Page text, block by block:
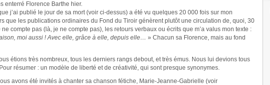
enterré Florence Barthe hier.
j’ai publié le jour de sa mort (voir ci-dessus) a été vu quelques 20 000 fois sur mon
que les publications ordinaires du Fond du Tiroir génèrent plutôt une circulation de, quoi, 30
compte pas (là, je ne compte pas), les retours verbaux ou écrits que m’a valus mon texte :
moi aussi ! Avec elle, grâce à elle, depuis elle… » Chacun sa Florence, mais au fond
étions très nombreux, tous les derniers rangs debout, et très émus. Nous lui devions tous
résumer : un modèle de liberté et de créativité, qui sont presque synonymes.
avons été invités à chanter sa chanson fétiche, Marie-Jeanne-Gabrielle (voir